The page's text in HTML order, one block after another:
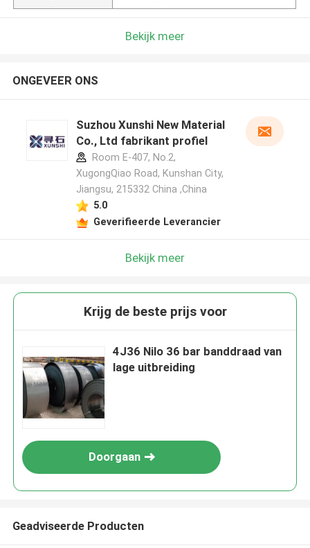
Bekijk meer
ONGEVEER ONS
Suzhou Xunshi New Material
Co., Ltd fabrikant profiel
Room E-407, No.2,
XugongQiao Road, Kunshan City,
Jiangsu, 215332 China ,China
5.0
Geverifieerde Leverancier
Bekijk meer
Krijg de beste prijs voor
4J36 Nilo 36 bar banddraad van
lage uitbreiding
Doorgaan
Geadviseerde Producten